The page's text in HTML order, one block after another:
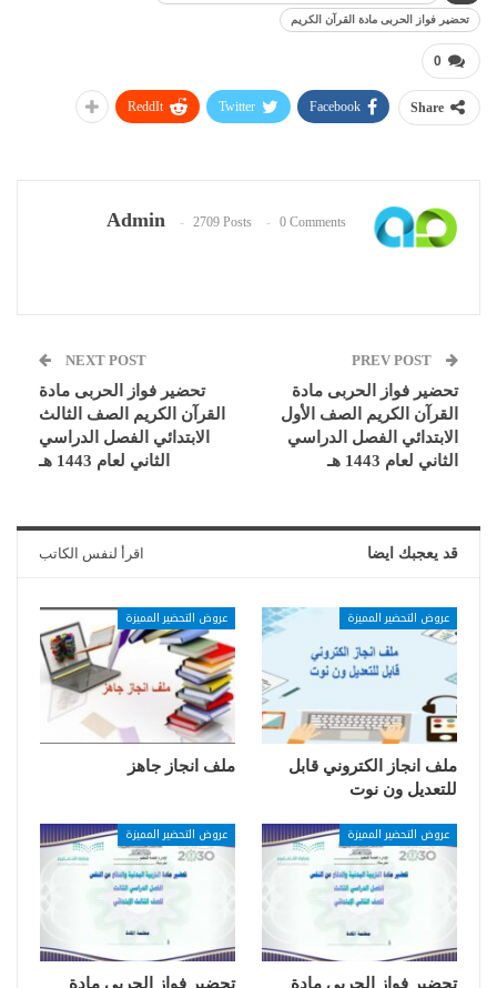
تحضير فواز الحربى مادة القرآن الكريم
0
Share
Facebook
Twitter
ReddIt
Admin 2709 Posts 0 Comments
تحضير فواز الحربى مادة
القرآن الكريم الصف الأول
الابتدائي الفصل الدراسي
الثاني لعام 1443 هـ
NEXT POST
تحضير فواز الحربى مادة
القرآن الكريم الصف الثالث
الابتدائي الفصل الدراسي
الثاني لعام 1443 هـ
قد يعجبك ايضا اقرأ لنفس الكاتب
عروض التحضير المميزة
ملف انجاز الكتروني قابل
للتعديل ون نوت
عروض التحضير المميزة
ملف انجاز جاهز
عروض التحضير المميزة
تحضير فواز الحربي مادة
عروض التحضير المميزة
تحضير فواز الحربي مادة